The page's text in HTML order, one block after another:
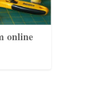
online